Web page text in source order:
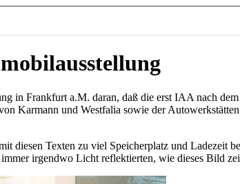
in Frankfurt a.M. daran, daß die erst IAA nach
Karmann und Westfalia sowie der
diesen Texten zu viel Speicherplatz und Ladezeit
irgendwo Licht reflektierten, wie dieses Bild